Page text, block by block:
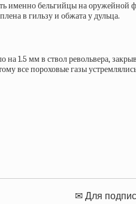
именно бельгийцы на
в гильзу и обжата у дульца.
на 1.5 мм в ствол револьвера,
все пороховые газы
✉ Для